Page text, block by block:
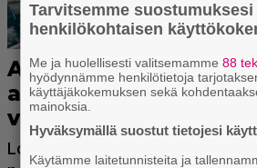
Tarvitsemme
henkilökohtaisen
Me ja huolellisesti valitsemamme88
hyödynnämme henkilötietoja
käyttäjäkokemuksen sekä
mainoksia.
Hyväksymällä suostut tietojesi
Käytämme laitetunnisteita ja